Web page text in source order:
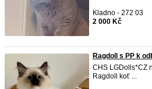
Kladno - 272 03
2 000 Kč
Ragdoll s PP k
CHS LGDolls*CZ
Ragdoll koť ...